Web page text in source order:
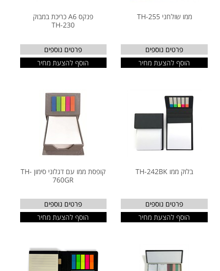
ממו שולחני TH-255
פרטים נוספים
הוסף להצעת מחיר
פנקס A6 כריכת במבוק
TH-230
פרטים נוספים
הוסף להצעת מחיר
בלוק ממו TH-242BK
פרטים נוספים
הוסף להצעת מחיר
קופסת ממו עם דגלוני סימון TH-
760GR
פרטים נוספים
הוסף להצעת מחיר